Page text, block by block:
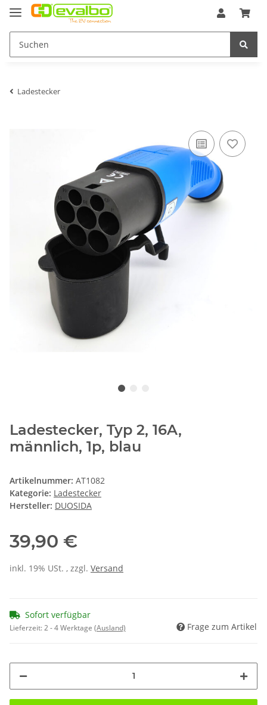
Ladestecker
Ladestecker, Typ 2, 16A,
männlich, 1p, blau
Artikelnummer: AT1082
Kategorie: Ladestecker
Hersteller: DUOSIDA
39,90 €
inkl. 19% USt. , zzgl. Versand
Sofort verfügbar
Lieferzeit:2 - 4 Werktage (Ausland) Frage zum Artikel